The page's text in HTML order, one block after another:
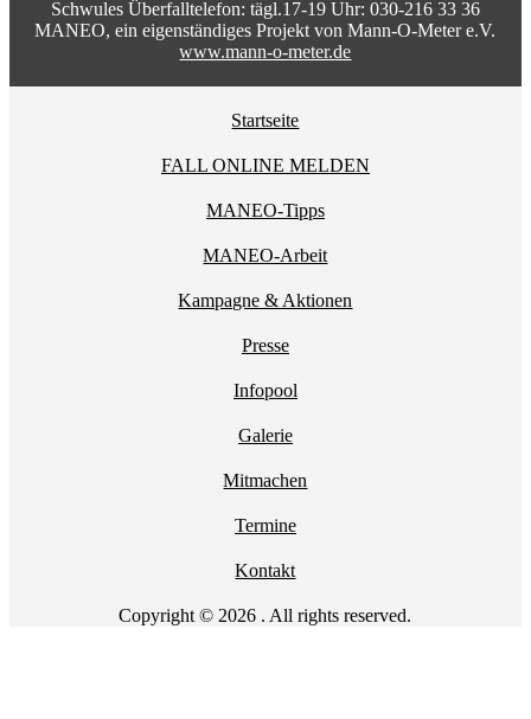
Schwules Überfalltelefon: tägl.17-19 Uhr: 030-216 33 36
MANEO, ein eigenständiges Projekt von Mann-O-Meter e.V.
www.mann-o-meter.de
Startseite
FALL ONLINE MELDEN
MANEO-Tipps
MANEO-Arbeit
Kampagne & Aktionen
Presse
Infopool
Galerie
Mitmachen
Termine
Kontakt
Copyright © 2026 . All rights reserved.